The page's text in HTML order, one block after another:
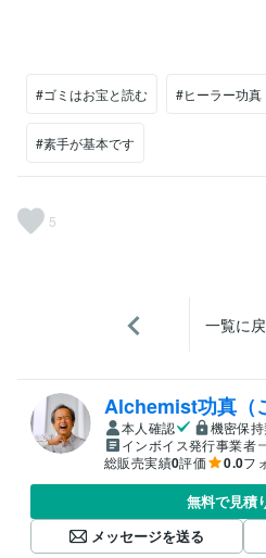
#ゴミはお宝と読む #ヒーラー功真
#素手が基本です
5
一覧に
Alchemist功真（
本人確認
機密保
インボイス発行事業者
総販売実績0評価 0.0フ
無料で見積
メッセージを送る